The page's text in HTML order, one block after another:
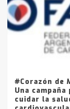
4
#Corazón de
Una campaña
cuidar la